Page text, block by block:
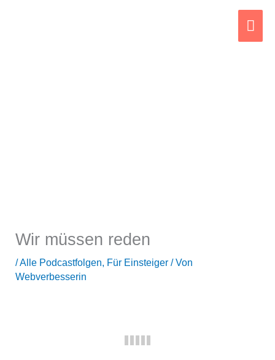
Wir müssen reden
/Alle Podcastfolgen, Für Einsteiger / Von
Webverbesserin